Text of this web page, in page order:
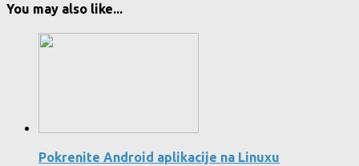
You may also like...
Pokrenite Android aplikacije na Linuxu